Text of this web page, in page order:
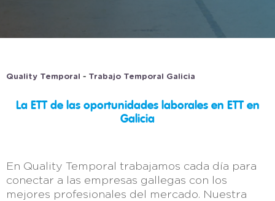
Quality Temporal - Trabajo Temporal Galicia
La ETT de las oportunidades laborales en ETT en
Galicia
En Quality Temporal trabajamos cada día para
conectar a las empresas gallegas con los
mejores profesionales del mercado. Nuestra